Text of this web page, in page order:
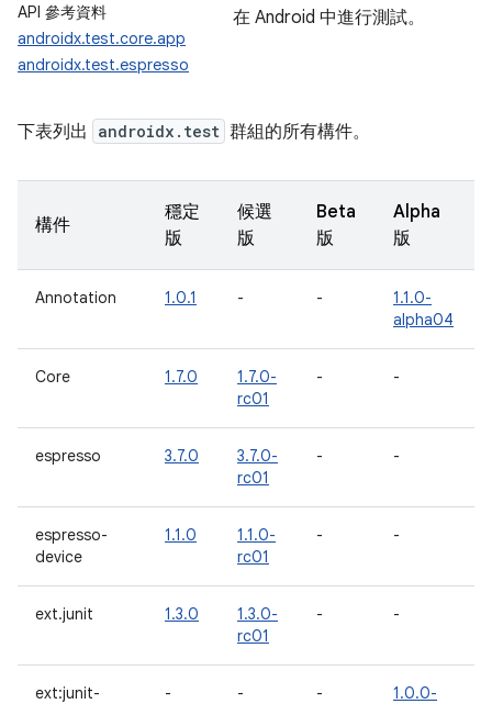
API 參考資料
androidx.test.core.app
androidx.test.espresso
在 Android 中進行測試。
下表列出 androidx.test 群組的所有構件。
構件
穩定
版
候選
版
Beta
版
Alpha
版
Annotation 1.0.1 - -
1.1.0-
alpha04
Core 1.7.0
1.7.0-
rc01
- -
espresso 3.7.0
3.7.0-
rc01
- -
espresso-
device
1.1.0
1.1.0-
rc01
- -
ext.junit 1.3.0
1.3.0-
rc01
- -
ext:junit-
- - -
1.0.0-